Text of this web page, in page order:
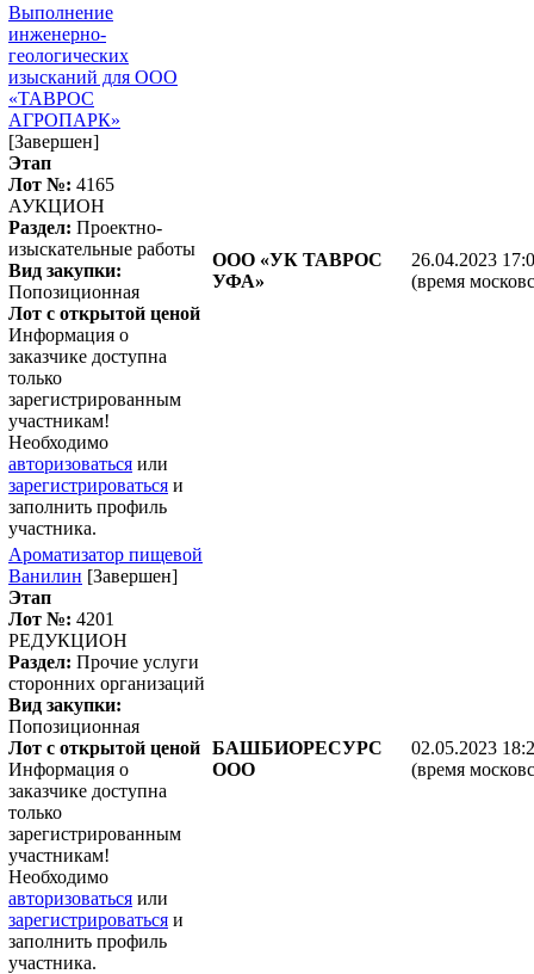
Выполнение
инженерно-
геологических
изысканий для ООО
«ТАВРОС
АГРОПАРК»
[Завершен]
Этап
Лот №: 4165
АУКЦИОН
Раздел: Проектно-
изыскательные работы
Вид закупки:
Попозиционная
Лот с открытой ценой
Информация о
заказчике доступна
только
зарегистрированным
участникам!
Необходимо
авторизоваться или
зарегистрироваться и
заполнить профиль
участника.
ООО «УК ТАВРОС
УФА»
26.04.2023
(время
Ароматизатор пищевой
Ванилин [Завершен]
Этап
Лот №: 4201
РЕДУКЦИОН
Раздел: Прочие услуги
сторонних организаций
Вид закупки:
Попозиционная
Лот с открытой ценой
Информация о
заказчике доступна
только
зарегистрированным
участникам!
Необходимо
авторизоваться или
зарегистрироваться и
заполнить профиль
участника.
БАШБИОРЕСУРС
ООО
02.05.2023
(время